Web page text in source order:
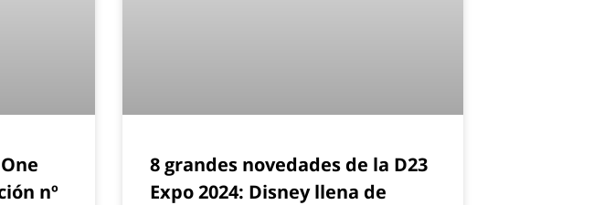
nº
8 grandes novedades de la D23
Expo 2024: Disney llena de